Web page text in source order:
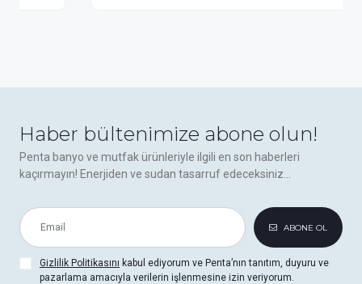
Haber bültenimize abone olun!
Penta banyo ve mutfak ürünleriyle ilgili en son haberleri
kaçırmayın! Enerjiden ve sudan tasarruf edeceksiniz...
ABONE OL
Gizlilik Politikasını kabul ediyorum ve Penta’nın tanıtım, duyuru ve
pazarlama amacıyla verilerin işlenmesine izin veriyorum.